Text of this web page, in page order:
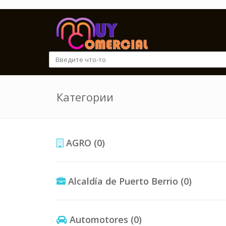
Категории
AGRO (0)
Alcaldía de Puerto Berrio (0)
Automotores (0)